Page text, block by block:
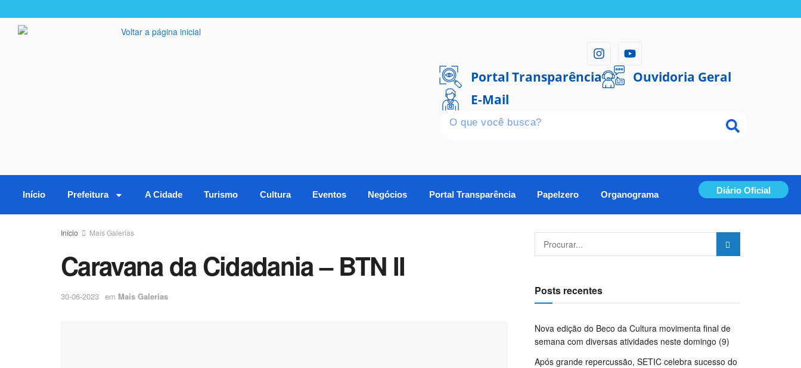
Portal Transparência
Ouvidoria Geral
E-Mail
Início Prefeitura A Cidade Turismo Cultura Eventos Negócios Portal Transparência Papelzero Organograma Diário Oficial
Início Mais Galerias
Caravana da Cidadania – BTN II
30-06-2023 em Mais Galerias Posts recentes
Nova edição do Beco da Cultura movimenta final de
semana com diversas atividades neste domingo (9)
Após grande repercussão, SETIC celebra sucesso do